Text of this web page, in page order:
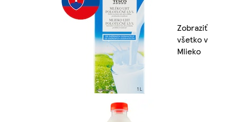
Zobraziť
všetko v
Mlieko